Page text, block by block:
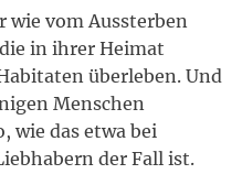
wie vom Aussterben
in ihrer Heimat
überleben. Und
Menschen
wie das etwa bei
der Fall ist.